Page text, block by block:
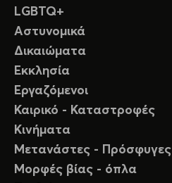
LGBTQ+
Αστυνομικά
Δικαιώματα
Εκκλησία
Εργαζόμενοι
Καιρικό - Καταστροφές
Κινήματα
Μετανάστες - Πρόσφυγες
Μορφές βίας - όπλα